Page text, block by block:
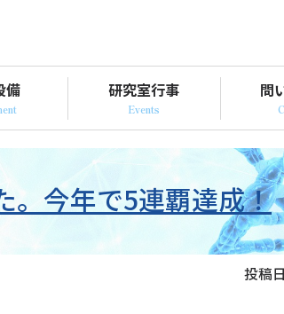
備 研究室行事 問
。今年で5連覇達成！
投稿